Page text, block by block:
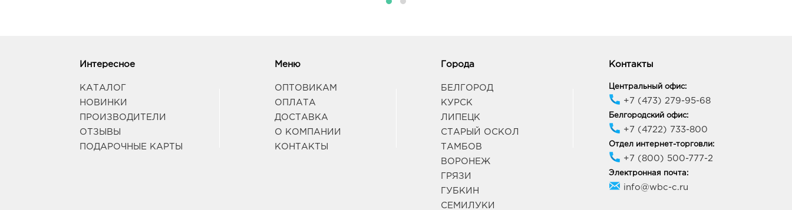
Интересное
КАТАЛОГ
НОВИНКИ
ПРОИЗВОДИТЕЛИ
ОТЗЫВЫ
ПОДАРОЧНЫЕ КАРТЫ
Меню
ОПТОВИКАМ
ОПЛАТА
ДОСТАВКА
О КОМПАНИИ
КОНТАКТЫ
Города
БЕЛГОРОД
КУРСК
ЛИПЕЦК
СТАРЫЙ ОСКОЛ
ТАМБОВ
ВОРОНЕЖ
ГРЯЗИ
ГУБКИН
СЕМИЛУКИ
Контакты
Центральный офис:
+7 (473) 279-95-68
Белгородский офис:
+7 (4722) 733-800
Отдел интернет-торговли:
+7 (800) 500-777-2
Электронная почта:
info@wbc-c.ru